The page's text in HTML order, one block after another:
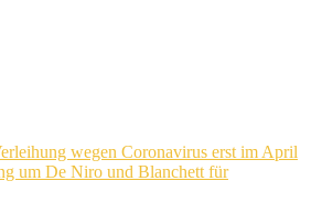
wegen Coronavirus erst im April
um De Niro und Blanchett für